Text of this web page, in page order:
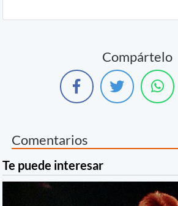
Compártelo
Comentarios